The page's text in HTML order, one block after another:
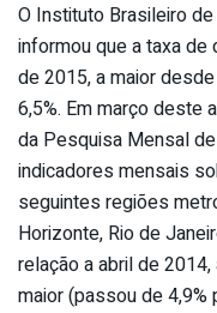
O Instituto Brasileiro
informou que a taxa de
de 2015, a maior
6,5%. Em março deste
da Pesquisa Mensal
indicadores mensais
seguintes regiões
Horizonte, Rio de
relação a abril de
maior (passou de 4,9%